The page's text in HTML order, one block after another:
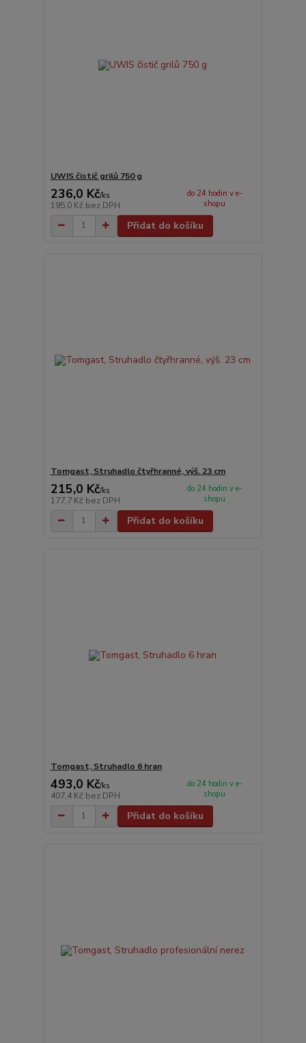
UWIS čistič grilů 750 g
236,0 Kč/ks
195,0 Kč bez DPH
do 24 hodin v e-
shopu
Přidat do košíku
Tomgast, Struhadlo čtyřhranné, výš. 23 cm
215,0 Kč/ks
177,7 Kč bez DPH
do 24 hodin v e-
shopu
Přidat do košíku
Tomgast, Struhadlo 6 hran
493,0 Kč/ks
407,4 Kč bez DPH
do 24 hodin v e-
shopu
Přidat do košíku